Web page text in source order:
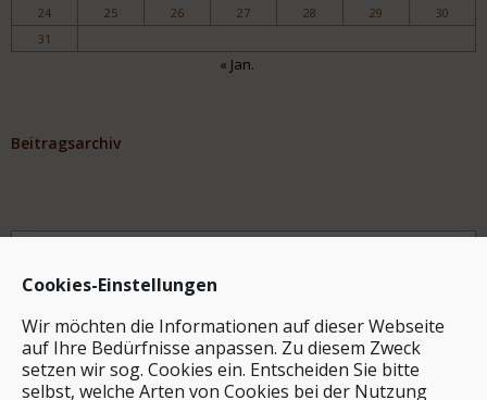
Cookies-Einstellungen
Wir möchten die Informationen auf dieser Webseite
auf Ihre Bedürfnisse anpassen. Zu diesem Zweck
setzen wir sog. Cookies ein. Entscheiden Sie bitte
selbst, welche Arten von Cookies bei der Nutzung
24
25 26 27 28 29
30
31
« Jan.
Beitragsarchiv
Archiv